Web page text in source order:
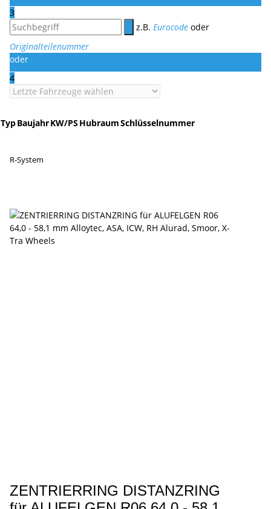
3
z.B. Eurocode oder
Originalteilenummer
oder
4
TypBaujahrKW/PS HubraumSchlüsselnummer
R-System
ZENTRIERRING DISTANZRING